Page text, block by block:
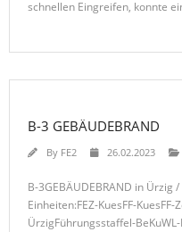
schnellen Eingreifen, konnte
B-3 GEBÄUDEBRAND
By FE2 26.02.2023
B-3GEBÄUDEBRAND in
Einheiten:FEZ-KuesFF-
ÜrzigFührungsstaffel-BeKuWL-